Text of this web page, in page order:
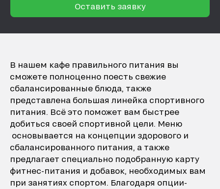
Оставить заявку
В нашем кафе правильного питания вы
сможете полноценно поесть свежие
сбалансированные блюда, также
представлена большая линейка спортивного
питания. Всё это поможет вам быстрее
добиться своей спортивной цели. Меню
основывается на концепции здорового и
сбалансированного питания, а также
предлагает специально подобранную карту
фитнес-питания и добавок, необходимых вам
при занятиях спортом. Благодаря опции-